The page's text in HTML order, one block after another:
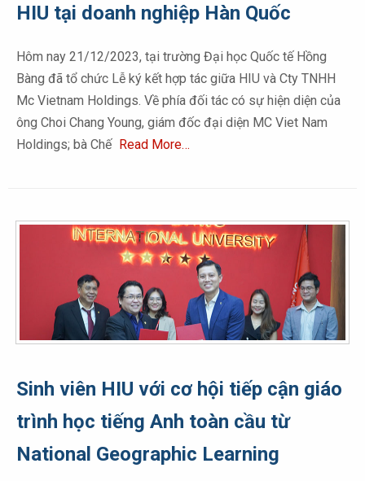
HIU tại doanh nghiệp Hàn Quốc
Hôm nay 21/12/2023, tại trường Đại học Quốc tế Hồng
Bàng đã tổ chức Lễ ký kết hợp tác giữa HIU và Cty TNHH
Mc Vietnam Holdings. Về phía đối tác có sự hiện diện của
ông Choi Chang Young, giám đốc đại diện MC Viet Nam
Holdings; bà Chế Read More…
Sinh viên HIU với cơ hội tiếp cận giáo
trình học tiếng Anh toàn cầu từ
National Geographic Learning